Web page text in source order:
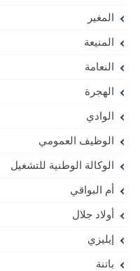
المغير
المنيعة
النعامة
الهجرة
الوادي
الوظيف العمومي
الوكالة الوطنية للتشغيل
أم البواقي
أولاد جلال
إيليزي
باتنة